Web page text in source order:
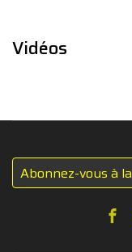
Vidéos
Abonnez-vous à